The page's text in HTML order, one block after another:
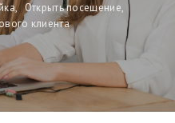
, Открыть посещение,
клиента